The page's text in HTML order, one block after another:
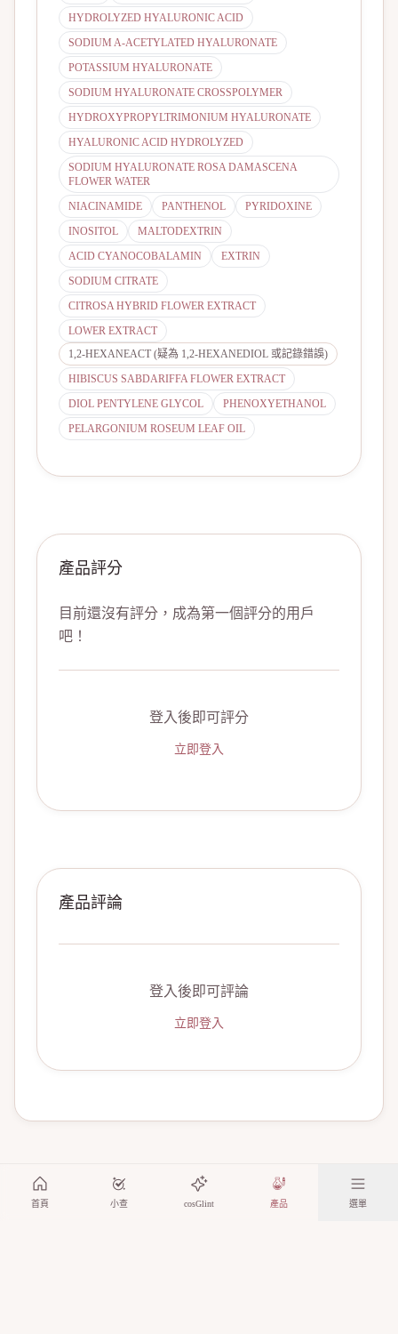
HYDROLYZED HYALURONIC ACID
SODIUM A-ACETYLATED HYALURONATE
POTASSIUM HYALURONATE
SODIUM HYALURONATE CROSSPOLYMER
HYDROXYPROPYLTRIMONIUM HYALURONATE
HYALURONIC ACID HYDROLYZED
SODIUM HYALURONATE ROSA DAMASCENA
FLOWER WATER
NIACINAMIDE
PANTHENOL
PYRIDOXINE
INOSITOL
MALTODEXTRIN
ACID CYANOCOBALAMIN
EXTRIN
SODIUM CITRATE
CITROSA HYBRID FLOWER EXTRACT
LOWER EXTRACT
1,2-HEXANEACT (疑為 1,2-HEXANEDIOL 或記錄錯誤)
HIBISCUS SABDARIFFA FLOWER EXTRACT
DIOL PENTYLENE GLYCOL
PHENOXYETHANOL
PELARGONIUM ROSEUM LEAF OIL
產品評分
目前還沒有評分，成為第一個評分的用戶
吧！
登入後即可評分
立即登入
產品評論
登入後即可評論
立即登入
首頁 小查 cosGlint 產品 選單